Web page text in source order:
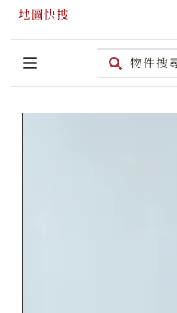
地圖快搜